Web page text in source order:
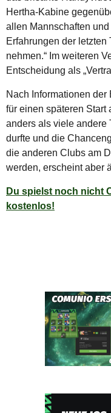
Hertha-Kabine
allen Mannschaften
Erfahrungen der letzten
nehmen.“ Im weiteren
Entscheidung als
Nach Informationen
für einen späteren Start
anders als viele andere
durfte und die
die anderen Clubs am
werden, erscheint aber
Du spielst noch nicht
kostenlos!